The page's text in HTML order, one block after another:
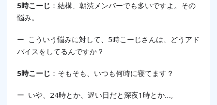
5時こーじ ：結構、朝渋メンバーでも多いですよ。その
悩み。
ー こういう悩みに対して、5時こーじさんは、どうアド
バイスをしてるんですか？
5時こーじ ：そもそも、いつも何時に寝てます？
ー いや、24時とか、遅い日だと深夜1時とか…。